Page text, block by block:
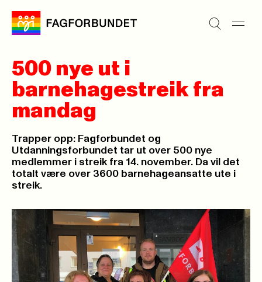
500 nye ut i
barnehagestreik fra
mandag
Trapper opp: Fagforbundet og
Utdanningsforbundet tar ut over 500 nye
medlemmer i streik fra 14. november. Da vil det
totalt være over 3600 barnehageansatte ute i
streik.